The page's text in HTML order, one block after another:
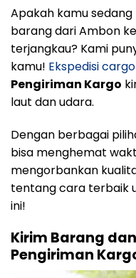
Apakah kamu
barang dari Ambon
terjangkau? Kami
kamu! Ekspedisi
Pengiriman Kargo
laut dan udara.
Dengan berbagai
bisa menghemat
mengorbankan
tentang cara terbaik
ini!
Kirim Barang
Pengiriman